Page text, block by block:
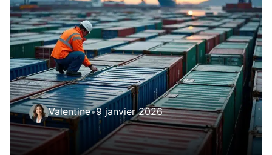
Valentine•9 janvier 2026